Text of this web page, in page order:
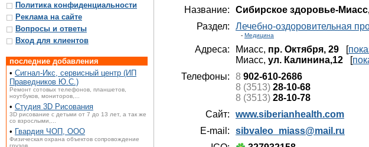
Политика конфиденциальности
Реклама на сайте
Вопросы и ответы
Вход для клиентов
последние добавления
• Сигнал-Икс, сервисный центр (ИП
Праведников Ю.С.)
Ремонт сотовых телефонов, планшетов,
ноутбуков, мониторов,...
• Студия 3D Рисования
3D рисование с детьми от 7 до 13 лет, а так же
со взрослыми,...
• Гвардия ЧОП, ООО
Физическая охрана объектов сопровождение
грузов.
Название:
Сибирское здоровье-
Раздел:
Лечебно-оздоровительная
- Медицина
Адреса: Миасс, пр. Октября, 29 [
Миасс, ул. Калинина,12 [
Телефоны:
8 902-610-2686
8 (3513) 28-10-68
8 (3513) 28-10-78
Сайт:
www.siberianhealth.com
E-mail:
sibvaleo_miass@mail.ru